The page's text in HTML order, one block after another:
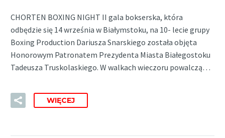
CHORTEN BOXING NIGHT II gala bokserska, która
odbędzie się 14 września w Białymstoku, na 10- lecie grupy
Boxing Production Dariusza Snarskiego została objęta
Honorowym Patronatem Prezydenta Miasta Białegostoku
Tadeusza Truskolaskiego. W walkach wieczoru powalczą…
WIĘCEJ